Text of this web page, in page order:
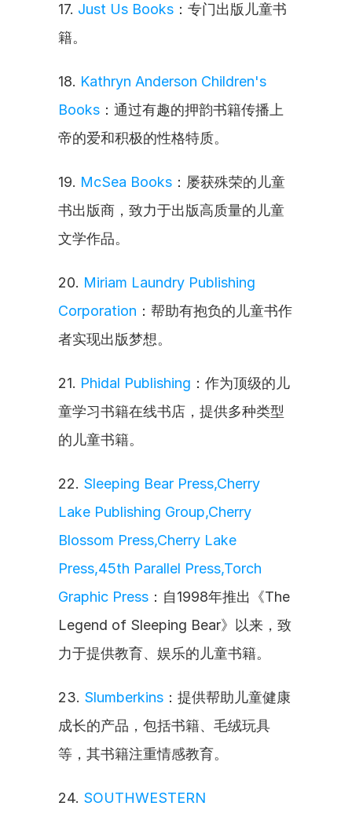
17. Just Us Books ：专门出版儿童书
籍。
18. Kathryn Anderson Children's
Books ：通过有趣的押韵书籍传播上
帝的爱和积极的性格特质。
19. McSea Books ：屡获殊荣的儿童
书出版商，致力于出版高质量的儿童
文学作品。
20. Miriam Laundry Publishing
Corporation ：帮助有抱负的儿童书作
者实现出版梦想。
21. Phidal Publishing ：作为顶级的儿
童学习书籍在线书店，提供多种类型
的儿童书籍。
22. Sleeping Bear Press,Cherry
Lake Publishing Group,Cherry
Blossom Press,Cherry Lake
Press,45th Parallel Press,Torch
Graphic Press ：自1998年推出《The
Legend of Sleeping Bear》以来，致
力于提供教育、娱乐的儿童书籍。
23. Slumberkins ：提供帮助儿童健康
成长的产品，包括书籍、毛绒玩具
等，其书籍注重情感教育。
24. SOUTHWESTERN